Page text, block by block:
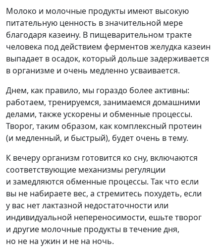
Молоко и молочные продукты имеют высокую
питательную ценность в значительной мере
благодаря казеину. В пищеварительном тракте
человека под действием ферментов желудка казеин
выпадает в осадок, который дольше задерживается
в организме и очень медленно усваивается.
Днем, как правило, мы гораздо более активны:
работаем, тренируемся, занимаемся домашними
делами, также ускорены и обменные процессы.
Творог, таким образом, как комплексный протеин
(и медленный, и быстрый), будет очень в тему.
К вечеру организм готовится ко сну, включаются
соответствующие механизмы регуляции
и замедляются обменные процессы. Так что если
вы не набираете вес, а стремитесь похудеть, если
у вас нет лактазной недостаточности или
индивидуальной непереносимости, ешьте творог
и другие молочные продукты в течение дня,
но не на ужин и не на ночь.